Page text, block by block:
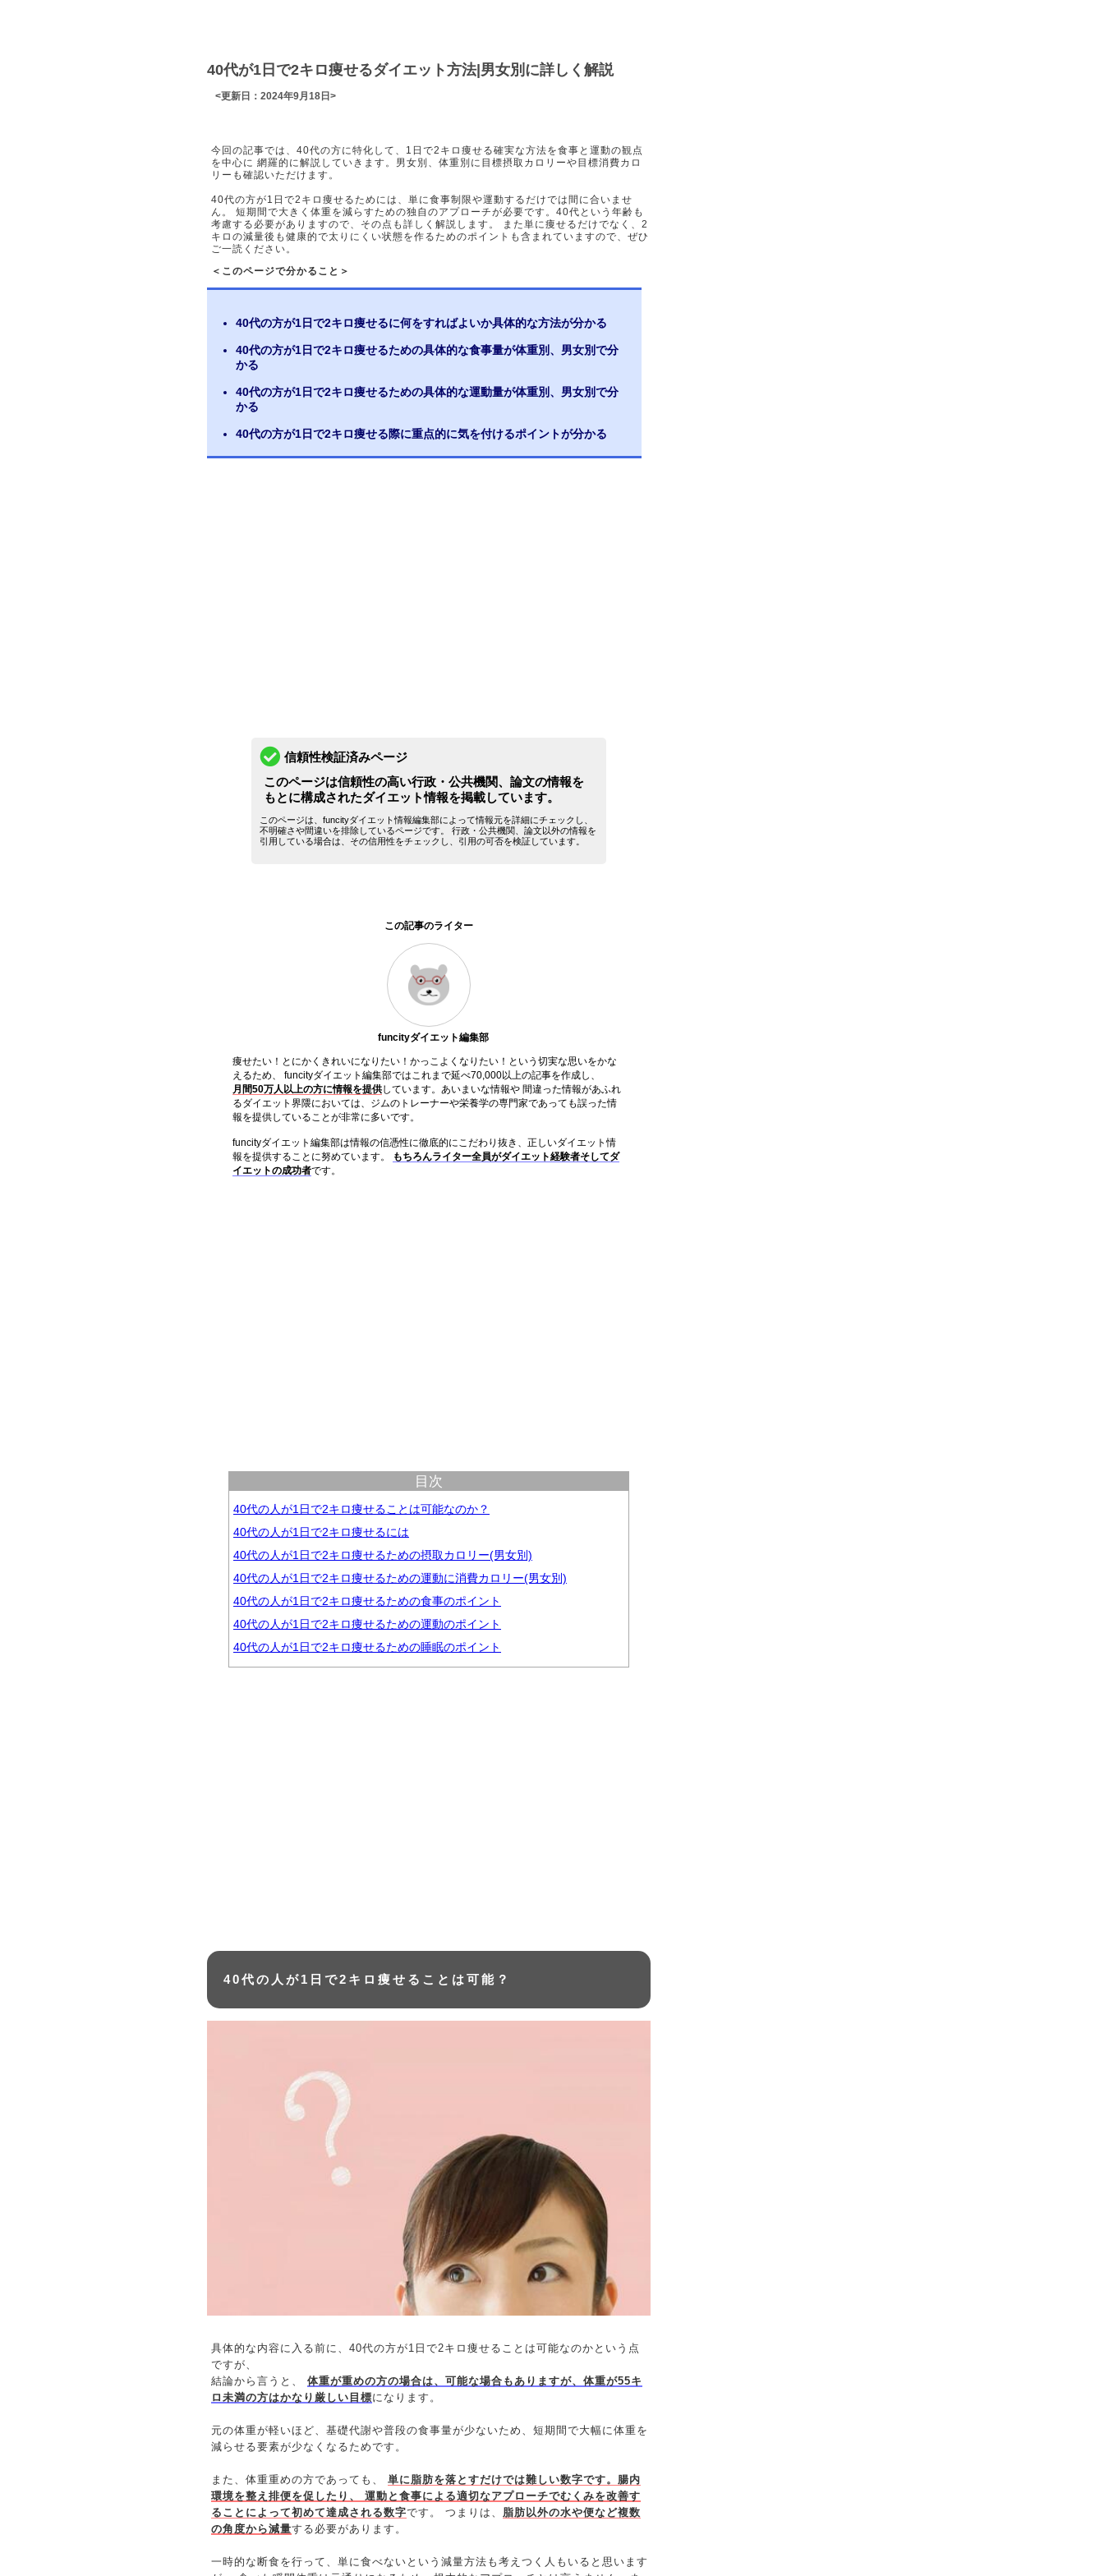
40代が1日で2キロ痩せるダイエット方法|男女別に詳しく解説
<更新日：2024年9月18日>
今回の記事では、40代の方に特化して、1日で2キロ痩せる確実な方法を食事と運動の観点
を中心に 網羅的に解説していきます。男女別、体重別に目標摂取カロリーや目標消費カロ
リーも確認いただけます。
40代の方が1日で2キロ痩せるためには、単に食事制限や運動するだけでは間に合いませ
ん。 短期間で大きく体重を減らすための独自のアプローチが必要です。40代という年齢も
考慮する必要がありますので、その点も詳しく解説します。 また単に痩せるだけでなく、2
キロの減量後も健康的で太りにくい状態を作るためのポイントも含まれていますので、ぜひ
ご一読ください。
＜このページで分かること＞
40代の方が1日で2キロ痩せるに何をすればよいか具体的な方法が分かる
40代の方が1日で2キロ痩せるための具体的な食事量が体重別、男女別で分
かる
40代の方が1日で2キロ痩せるための具体的な運動量が体重別、男女別で分
かる
40代の方が1日で2キロ痩せる際に重点的に気を付けるポイントが分かる
信頼性検証済みページ
このページは信頼性の高い行政・公共機関、論文の情報を
もとに構成されたダイエット情報を掲載しています。
このページは、funcityダイエット情報編集部によって情報元を詳細にチェックし、
不明確さや間違いを排除しているページです。 行政・公共機関、論文以外の情報を
引用している場合は、その信用性をチェックし、引用の可否を検証しています。
この記事のライター
funcityダイエット編集部
痩せたい！とにかくきれいになりたい！かっこよくなりたい！という切実な思いをかな
えるため、 funcityダイエット編集部ではこれまで延べ70,000以上の記事を作成し、
月間50万人以上の方に情報を提供しています。あいまいな情報や 間違った情報があふれ
るダイエット界隈においては、ジムのトレーナーや栄養学の専門家であっても誤った情
報を提供していることが非常に多いです。
funcityダイエット編集部は情報の信憑性に徹底的にこだわり抜き、正しいダイエット情
報を提供することに努めています。
もちろんライター全員がダイエット経験者そしてダ
イエットの成功者です。
目次
40代の人が1日で2キロ痩せることは可能なのか？
40代の人が1日で2キロ痩せるには
40代の人が1日で2キロ痩せるための摂取カロリー(男女別)
40代の人が1日で2キロ痩せるための運動に消費カロリー(男女別)
40代の人が1日で2キロ痩せるための食事のポイント
40代の人が1日で2キロ痩せるための運動のポイント
40代の人が1日で2キロ痩せるための睡眠のポイント
40代の人が1日で2キロ痩せることは可能？
具体的な内容に入る前に、40代の方が1日で2キロ痩せることは可能なのかという点
ですが、
結論から言うと、 体重が重めの方の場合は、可能な場合もありますが、体重が55キ
ロ未満の方はかなり厳しい目標になります。
元の体重が軽いほど、基礎代謝や普段の食事量が少ないため、短期間で大幅に体重を
減らせる要素が少なくなるためです。
また、体重重めの方であっても、 単に脂肪を落とすだけでは難しい数字です。腸内
環境を整え排便を促したり、 運動と食事による適切なアプローチでむくみを改善す
ることによって初めて達成される数字です。 つまりは、 脂肪以外の水や便など複数
の角度から減量する必要があります。
一時的な断食を行って、単に食べないという減量方法も考えつく人もいると思います